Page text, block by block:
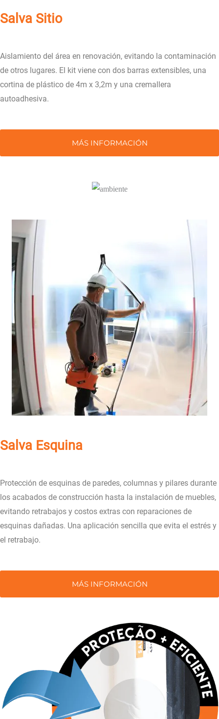
Salva Sitio
Aislamiento del área en renovación, evitando la contaminación
de otros lugares. El kit viene con dos barras extensibles, una
cortina de plástico de 4m x 3,2m y una cremallera
autoadhesiva.
MÁS INFORMACIÓN
Salva Esquina
Protección de esquinas de paredes, columnas y pilares durante
los acabados de construcción hasta la instalación de muebles,
evitando retrabajos y costos extras con reparaciones de
esquinas dañadas. Una aplicación sencilla que evita el estrés y
el retrabajo.
MÁS INFORMACIÓN